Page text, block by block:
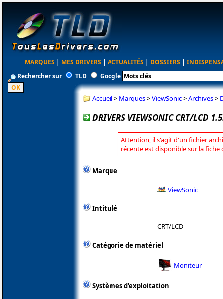
MARQUES | MES DRIVERS | ACTUALITÉS | DOSSIERS |
Rechercher sur
TLD Google
Accueil> Marques>ViewSonic>Archives>
DRIVERS VIEWSONIC CRT/LCD
Attention, il s'agit d'un fichier
récente est disponible sur la fiche
Marque
ViewSonic
Intitulé
CRT/LCD
Catégorie de matériel
Moniteur
Systèmes d'exploitation